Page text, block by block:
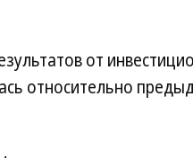
от
относительно